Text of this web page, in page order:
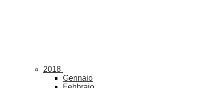
2018
Gennaio